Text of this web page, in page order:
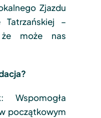
Zjazdu
Tatrzańskiej –
że może nas
: Wspomogła
początkowym